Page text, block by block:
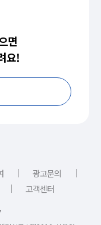
면
요!
｜ 광고문의
｜
｜ 고객센터